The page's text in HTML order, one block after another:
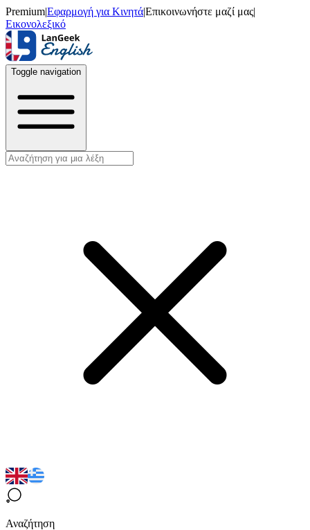
Premium|Εφαρμογή για Κινητά|Επικοινωνήστε μαζί μας|
Εικονολεξικό
Toggle navigation
Αναζήτηση